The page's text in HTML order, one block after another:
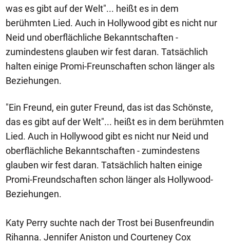
was es gibt auf der Welt"... heißt es in dem
berühmten Lied. Auch in Hollywood gibt es nicht nur
Neid und oberflächliche Bekanntschaften -
zumindestens glauben wir fest daran. Tatsächlich
halten einige Promi-Freunschaften schon länger als
Beziehungen.
"Ein Freund, ein guter Freund, das ist das Schönste,
das es gibt auf der Welt"... heißt es in dem berühmten
Lied. Auch in Hollywood gibt es nicht nur Neid und
oberflächliche Bekanntschaften - zumindestens
glauben wir fest daran. Tatsächlich halten einige
Promi-Freundschaften schon länger als Hollywood-
Beziehungen.
Katy Perry suchte nach der Trost bei Busenfreundin
Rihanna. Jennifer Aniston und Courteney Cox